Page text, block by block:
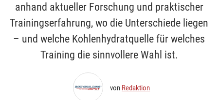
anhand aktueller Forschung und praktischer
Trainingserfahrung, wo die Unterschiede liegen
– und welche Kohlenhydratquelle für welches
Training die sinnvollere Wahl ist.
von Redaktion